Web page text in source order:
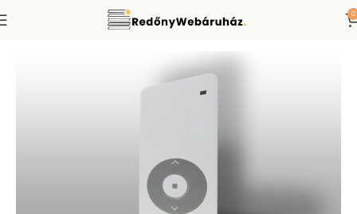
0
Redőnymotor távirányító Smart-Home típusú távirányítók